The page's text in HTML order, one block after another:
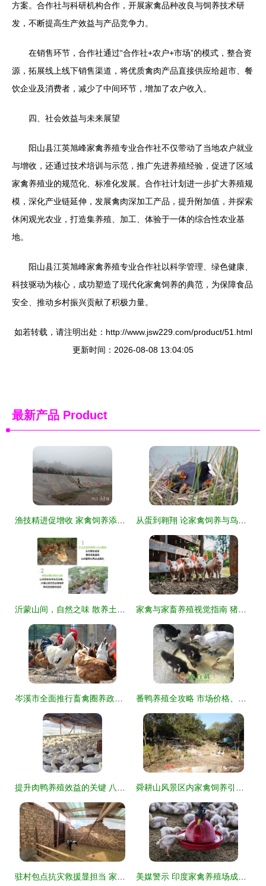
方案。合作社与科研机构合作，开展家禽品种改良与饲养技术研
发，不断提高生产效益与产品竞争力。
在销售环节，合作社通过“合作社+农户+市场”的模式，整合资
源，拓展线上线下销售渠道，将优质禽肉产品直接供应给超市、餐
饮企业及消费者，减少了中间环节，增加了农户收入。
四、社会效益与未来展望
阳山县江英旭峰家禽养殖专业合作社不仅带动了当地农户就业
与增收，还通过技术培训与示范，推广先进养殖经验，促进了区域
家禽养殖业的规范化、标准化发展。合作社计划进一步扩大养殖规
模，深化产业链延伸，发展禽肉深加工产品，提升附加值，并探索
休闲观光农业，打造集养殖、加工、体验于一体的综合性农业基
地。
阳山县江英旭峰家禽养殖专业合作社以科学管理、绿色健康、
科技驱动为核心，成功塑造了现代化家禽饲养的典范，为保障食品
安全、推动乡村振兴贡献了积极力量。
如若转载，请注明出处：http://www.jsw229.com/product/51.html
更新时间：2026-08-08 13:04:05
最新产品 Product